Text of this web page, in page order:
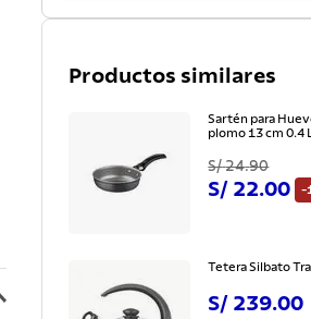
Productos similares
Sartén para
plomo 13 cm 0.4 L
S/ 24.90
S/ 22.00 -
Tetera Silbato
S/ 239.00